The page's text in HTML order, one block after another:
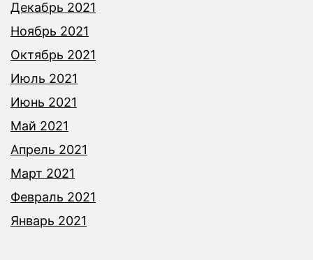
Декабрь 2021
Ноябрь 2021
Октябрь 2021
Июль 2021
Июнь 2021
Май 2021
Апрель 2021
Март 2021
Февраль 2021
Январь 2021